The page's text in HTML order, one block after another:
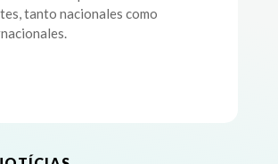
tanto nacionales como